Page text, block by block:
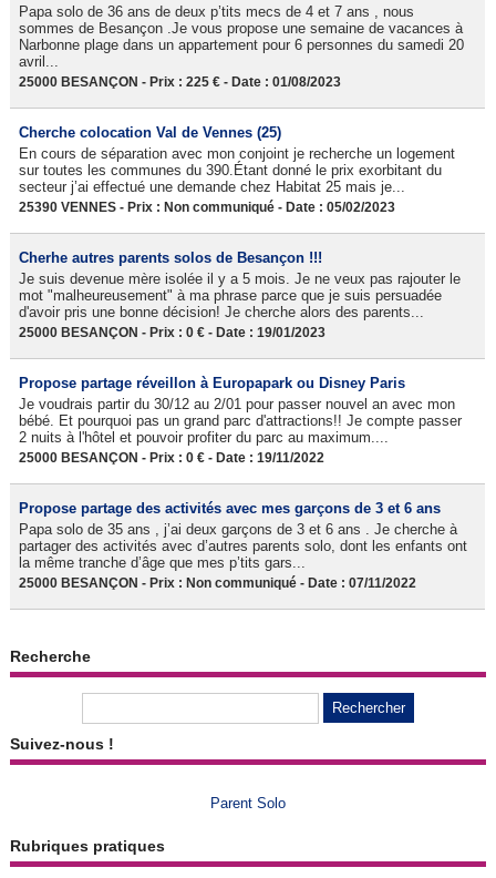
Papa solo de 36 ans de deux p’tits mecs de 4 et 7 ans , nous
sommes de Besançon .Je vous propose une semaine de vacances à
Narbonne plage dans un appartement pour 6 personnes du samedi 20
avril...
25000 BESANÇON - Prix : 225 € - Date : 01/08/2023
Cherche colocation Val de Vennes (25)
En cours de séparation avec mon conjoint je recherche un logement
sur toutes les communes du 390.Étant donné le prix exorbitant du
secteur j’ai effectué une demande chez Habitat 25 mais je...
25390 VENNES - Prix : Non communiqué - Date : 05/02/2023
Cherhe autres parents solos de Besançon !!!
Je suis devenue mère isolée il y a 5 mois. Je ne veux pas rajouter le
mot "malheureusement" à ma phrase parce que je suis persuadée
d'avoir pris une bonne décision! Je cherche alors des parents...
25000 BESANÇON - Prix : 0 € - Date : 19/01/2023
Propose partage réveillon à Europapark ou Disney Paris
Je voudrais partir du 30/12 au 2/01 pour passer nouvel an avec mon
bébé. Et pourquoi pas un grand parc d'attractions!! Je compte passer
2 nuits à l'hôtel et pouvoir profiter du parc au maximum....
25000 BESANÇON - Prix : 0 € - Date : 19/11/2022
Propose partage des activités avec mes garçons de 3 et 6 ans
Papa solo de 35 ans , j’ai deux garçons de 3 et 6 ans . Je cherche à
partager des activités avec d’autres parents solo, dont les enfants ont
la même tranche d’âge que mes p’tits gars...
25000 BESANÇON - Prix : Non communiqué - Date : 07/11/2022
Recherche
Suivez-nous !
Parent Solo
Rubriques pratiques